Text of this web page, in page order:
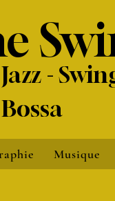
​Jazz -
Bossa
Musique